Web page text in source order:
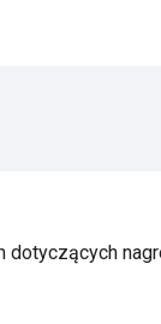
dotyczących